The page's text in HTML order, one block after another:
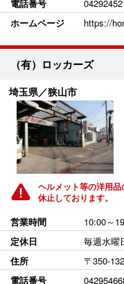
電話番号
ホームページ
https://
埼玉県／狭山市
（有）ロッカーズ
ヘルメット等の洋用品
休止しております。
営業時間
10:00～
定休日
毎週水
住所
〒350-
電話番号